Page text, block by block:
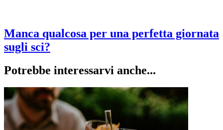
Manca qualcosa per una perfetta giornata
sugli sci?
Potrebbe interessarvi anche...